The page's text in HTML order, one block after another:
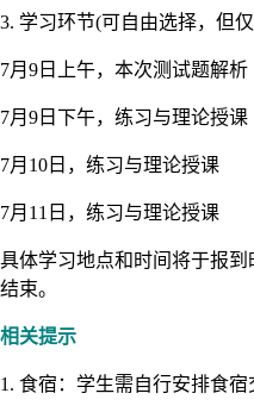
3. 学习环节(可自由选择，但
7月9日上午，本次测试题解析
7月9日下午，练习与理论授课
7月10日，练习与理论授课
7月11日，练习与理论授课
具体学习地点和时间将于报到
结束。
相关提示
1. 食宿：学生需自行安排食宿